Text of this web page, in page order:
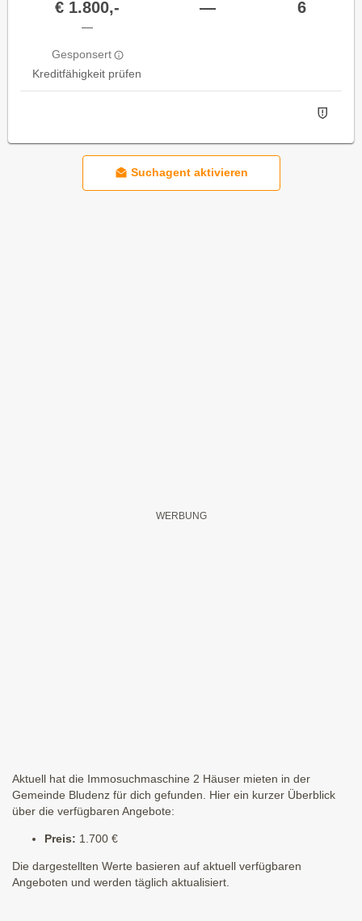
€ 1.800,-
—
Gesponsert
Kreditfähigkeit prüfen
— 6
Suchagent aktivieren
Aktuell hat die Immosuchmaschine 2 Häuser mieten in der
Gemeinde Bludenz für dich gefunden. Hier ein kurzer Überblick
über die verfügbaren Angebote:
Preis: 1.700 €
Die dargestellten Werte basieren auf aktuell verfügbaren
Angeboten und werden täglich aktualisiert.